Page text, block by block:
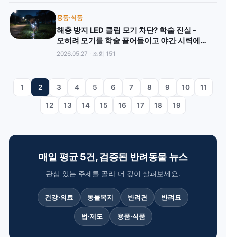
용품·식품
해충 방지 LED 클립 모기 차단? 학술 진실 -
오히려 모기를 학술 끌어들이고 야간 시력에
광독성
2026.05.27 · 조회 151
1 2 3 4 5 6 7 8 9 10 11
12 13 14 15 16 17 18 19
매일 평균 5건, 검증된 반려동물 뉴스
관심 있는 주제를 골라 더 깊이 살펴보세요.
건강·의료 동물복지 반려견 반려묘
법·제도 용품·식품